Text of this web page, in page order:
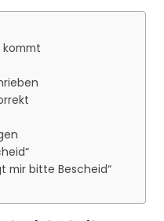
mir bitte Bescheid“